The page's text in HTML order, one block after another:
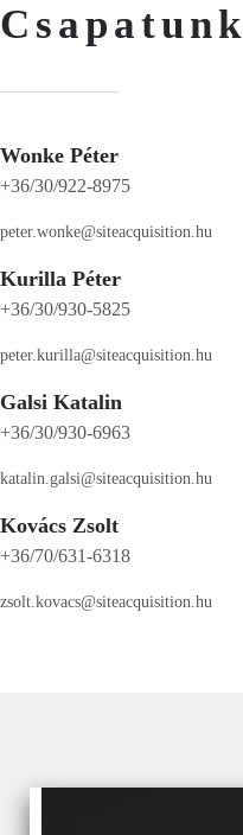
Csapatunk
Wonke Péter
+36/30/922-8975
peter.wonke@siteacquisition.hu
Kurilla Péter
+36/30/930-5825
peter.kurilla@siteacquisition.hu
Galsi Katalin
+36/30/930-6963
katalin.galsi@siteacquisition.hu
Kovács Zsolt
+36/70/631-6318
zsolt.kovacs@siteacquisition.hu